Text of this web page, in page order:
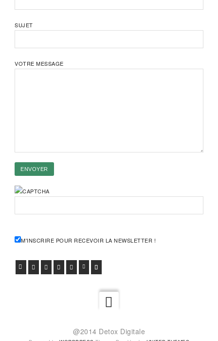
SUJET
VOTRE MESSAGE
M'INSCRIRE POUR RECEVOIR LA NEWSLETTER !
FACEBOOK
TWITTERGOOGLE+PINTEREST
VIADEOLINKEDIN
@2014 Detox Digitale